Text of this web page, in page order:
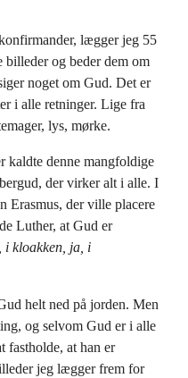
lægger jeg 55
og beder dem om
noget om Gud. Det er
i alle retninger. Lige fra
lys, mørke.
kaldte denne mangfoldige
der virker alt i alle. I
Erasmus, der ville placere
Luther, at Gud er
i kloakken, ja, i
helt ned på jorden. Men
og selvom Gud er i alle
fastholde, at han er
jeg lægger frem for